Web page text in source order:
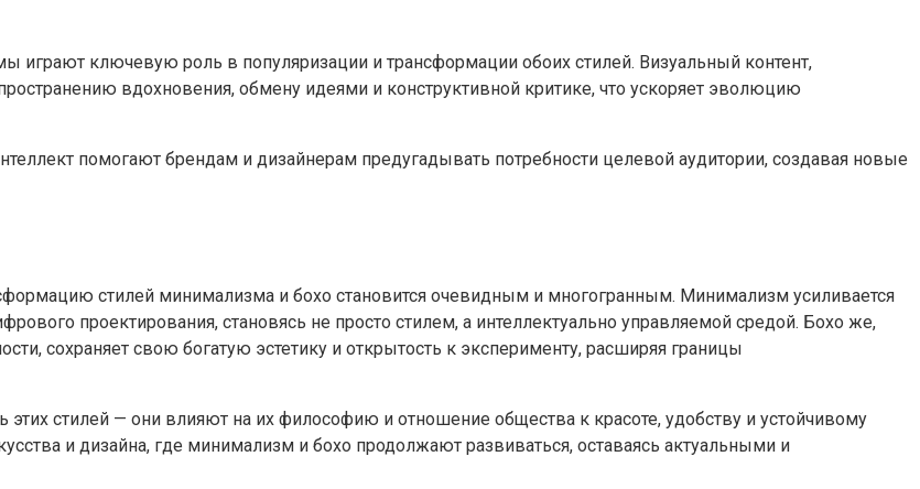
играют ключевую роль в популяризации и трансформации обоих стилей. Визуальный контент,
вдохновения, обмену идеями и конструктивной критике, что ускоряет эволюцию
помогают брендам и дизайнерам предугадывать потребности целевой аудитории, создавая новые
стилей минимализма и бохо становится очевидным и многогранным. Минимализм усиливается
проектирования, становясь не просто стилем, а интеллектуально управляемой средой. Бохо же,
сохраняет свою богатую эстетику и открытость к эксперименту, расширяя границы
стилей — они влияют на их философию и отношение общества к красоте, удобству и устойчивому
и дизайна, где минимализм и бохо продолжают развиваться, оставаясь актуальными и